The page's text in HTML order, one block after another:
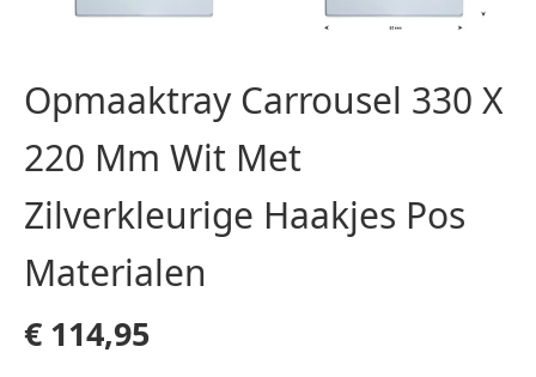
Opmaaktray Carrousel 330 X
220 Mm Wit Met
Zilverkleurige Haakjes Pos
Materialen
€ 114,95